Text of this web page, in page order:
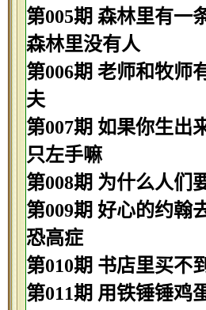
第005期 森林里有一
森林里没有人
第006期 老师和牧师
夫
第007期 如果你生出
只左手嘛
第008期 为什么人们
第009期 好心的约翰
恐高症
第010期 书店里买不
第011期 用铁锤锤鸡